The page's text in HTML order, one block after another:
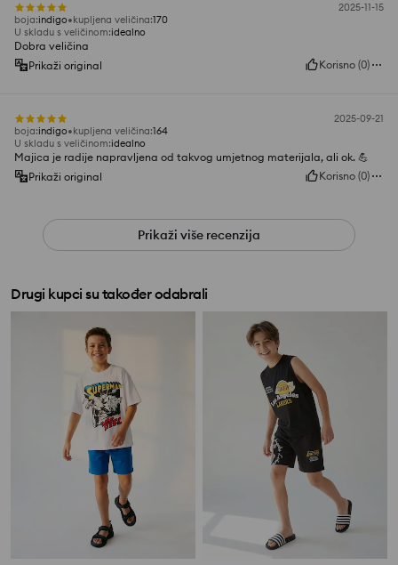
2025-11-15
boja:indigo kupljena veličina:170
U skladu s veličinom:idealno
Dobra veličina
Prikaži original
Korisno (0)
2025-09-21
boja:indigo kupljena veličina:164
U skladu s veličinom:idealno
Majica je radije napravljena od takvog umjetnog materijala, ali ok. 💪
Prikaži original
Korisno (0)
Prikaži više recenzija
Drugi kupci su također odabrali